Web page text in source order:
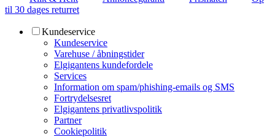
til 30 dages returret
Kundeservice
Kundeservice
Varehuse / åbningstider
Elgigantens kundefordele
Services
Information om spam/phishing-emails og SMS
Fortrydelsesret
Elgigantens privatlivspolitik
Partner
Cookiepolitik